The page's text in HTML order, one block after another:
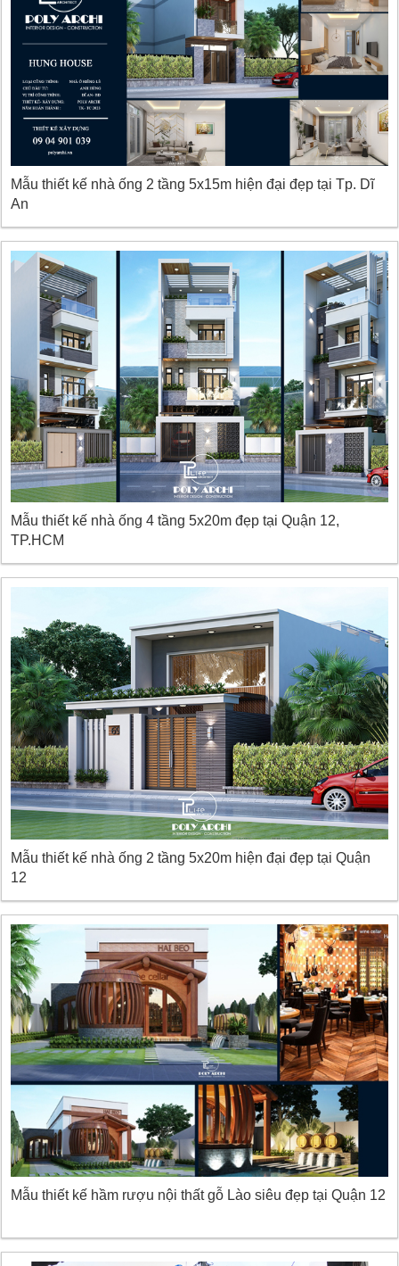
Mẫu thiết kế nhà ống 2 tầng 5x15m hiện đại đẹp tại Tp. Dĩ
An
Mẫu thiết kế nhà ống 4 tầng 5x20m đẹp tại Quận 12,
TP.HCM
Mẫu thiết kế nhà ống 2 tầng 5x20m hiện đại đẹp tại Quận
12
Mẫu thiết kế hầm rượu nội thất gỗ Lào siêu đẹp tại Quận 12